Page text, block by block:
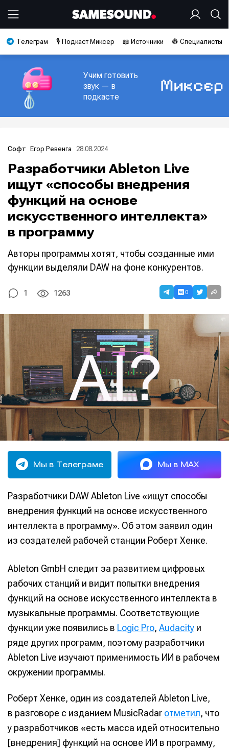
Телеграм 🎙️ Подкаст Миксер 📖 Источники 👷 Специалисты
Учим готовить
звук — в
подкасте
Софт Егор Ревенга 28.08.2024
Разработчики Ableton Live
ищут «способы внедрения
функций на основе
искусственного интеллекта»
в программу
Авторы программы хотят, чтобы созданные ими
функции выделяли DAW на фоне конкурентов.
1 1263 0
Мы в Телеграме Мы в MAX
Разработчики DAW Ableton Live «ищут способы
внедрения функций на основе искусственного
интеллекта в программу». Об этом заявил один
из создателей рабочей станции Роберт Хенке.
Ableton GmbH следит за развитием цифровых
рабочих станций и видит попытки внедрения
функций на основе искусственного интеллекта в
музыкальные программы. Соответствующие
функции уже появились в Logic Pro, Audacity и
ряде других программ, поэтому разработчики
Ableton Live изучают применимость ИИ в рабочем
окружении программы.
Роберт Хенке, один из создателей Ableton Live,
в разговоре с изданием MusicRadar отметил, что
у разработчиков «есть масса идей относительно
[внедрения] функций на основе ИИ в программу,